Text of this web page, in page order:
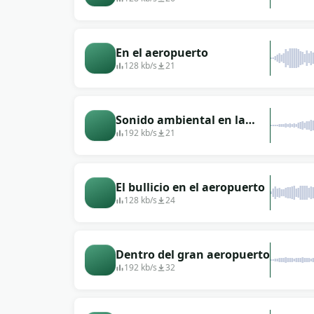
En el aeropuerto
128 kb/s 21
Sonido ambiental en la
puerta de embarque de un
192 kb/s 21
El bullicio en el aeropuerto
128 kb/s 24
Dentro del gran aeropuerto
192 kb/s 32